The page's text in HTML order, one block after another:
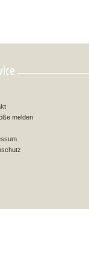
melden